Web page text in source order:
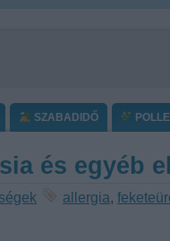
SZABADIDŐ
és egyéb
allergia,